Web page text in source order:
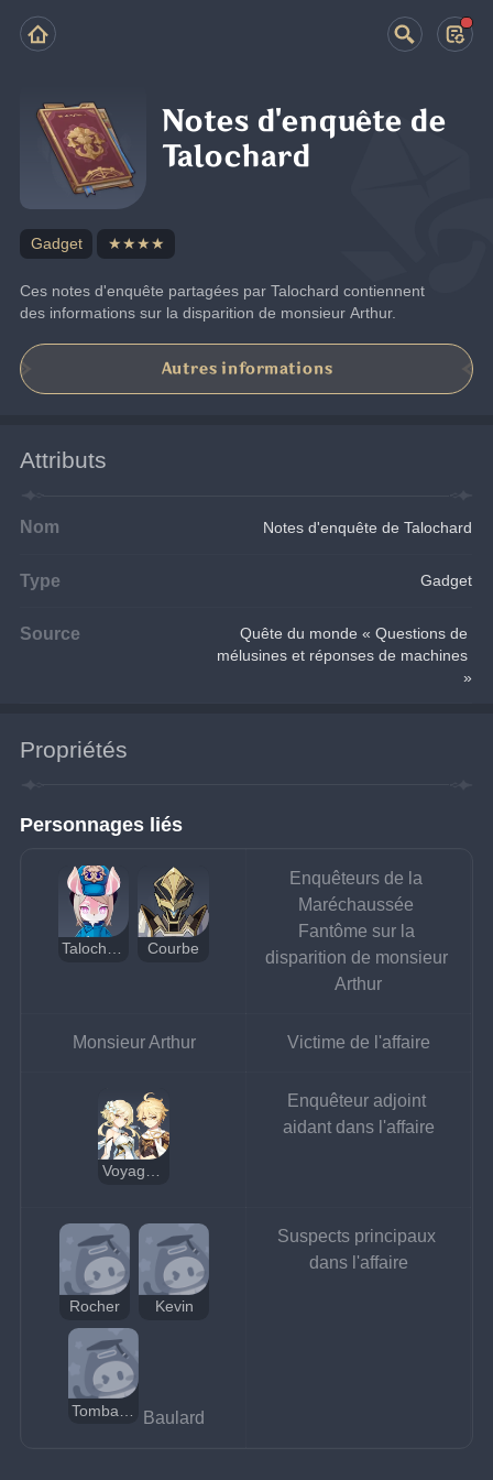
Notes d'enquête de
Talochard
Gadget ★★★★
Ces notes d'enquête partagées par Talochard contiennent
des informations sur la disparition de monsieur Arthur.
Autres informations
Attributs
Nom Notes d'enquête de Talochard
Type Gadget
Source
Quête du monde « Questions de
mélusines et réponses de machines
»
Propriétés
Personnages liés
Talochard Courbe
Enquêteurs de la
Maréchaussée
Fantôme sur la
disparition de monsieur
Arthur
Monsieur Arthur Victime de l'affaire
Voyageur
Enquêteur adjoint
aidant dans l'affaire
Rocher Kevin
Baulard
Suspects principaux
dans l'affaire